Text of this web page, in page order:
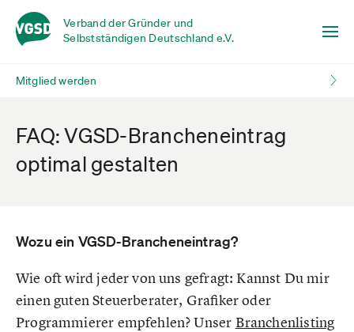
Verband der Gründer und
Selbstständigen Deutschland e.V.
Mitglied werden
FAQ: VGSD-Brancheneintrag
optimal gestalten
Wozu ein VGSD-Brancheneintrag?
Wie oft wird jeder von uns gefragt: Kannst Du mir
einen guten Steuerberater, Grafiker oder
Programmierer empfehlen? Unser Branchenlisting